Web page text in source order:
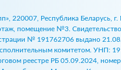
220007, Республика Беларусь, г.
помещение №3.
№ 191762706 выдано
комитетом. УНП:
реестре РБ 05.09.2024,